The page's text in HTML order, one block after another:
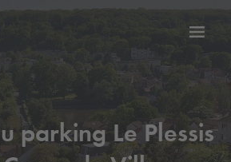
parking Le Plessis